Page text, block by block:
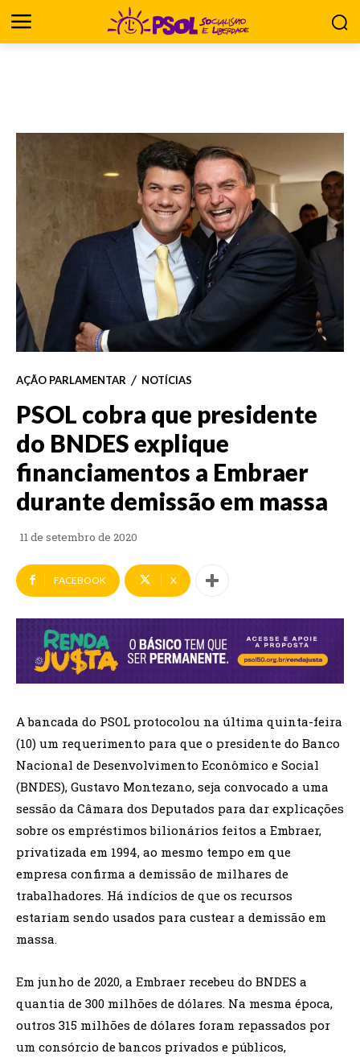
AÇÃO PARLAMENTAR NOTÍCIAS
PSOL cobra que presidente
do BNDES explique
financiamentos a Embraer
durante demissão em massa
11 de setembro de 2020
FACEBOOK X
A bancada do PSOL protocolou na última quinta-feira
(10) um requerimento para que o presidente do Banco
Nacional de Desenvolvimento Econômico e Social
(BNDES), Gustavo Montezano, seja convocado a uma
sessão da Câmara dos Deputados para dar explicações
sobre os empréstimos bilionários feitos a Embraer,
privatizada em 1994, ao mesmo tempo em que
empresa confirma a demissão de milhares de
trabalhadores. Há indícios de que os recursos
estariam sendo usados para custear a demissão em
massa.
Em junho de 2020, a Embraer recebeu do BNDES a
quantia de 300 milhões de dólares. Na mesma época,
outros 315 milhões de dólares foram repassados por
um consórcio de bancos privados e públicos,